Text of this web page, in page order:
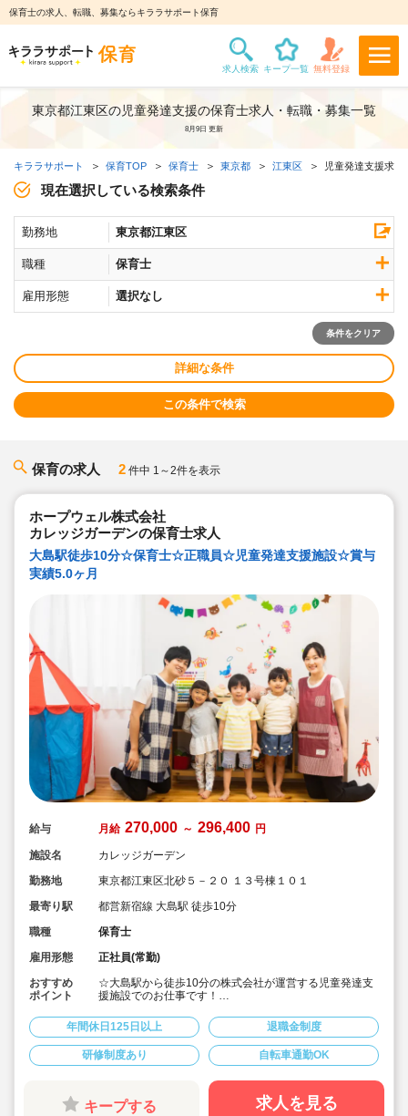
保育士の求人、転職、募集ならキララサポート保育
東京都江東区の児童発達支援の保育士求人・転職・募集一覧
8月9日 更新
キララサポート 保育TOP 保育士 東京都 江東区 児童発達支援求人
現在選択している検索条件
勤務地 東京都江東区
職種 保育士
雇用形態 選択なし
条件をクリア
詳細な条件
この条件で検索
保育の求人 2 件中 1～2件を表示
ホープウェル株式会社
カレッジガーデンの保育士求人
大島駅徒歩10分☆保育士☆正職員☆児童発達支援施設☆賞与
実績5.0ヶ月
給与 月給 270,000 ～ 296,400 円
施設名
カレッジガーデン
勤務地
東京都江東区北砂５－２０ １３号棟１０１
最寄り駅
都営新宿線 大島駅 徒歩10分
職種
保育士
雇用形態
正社員(常勤)
おすすめ
ポイント
☆大島駅から徒歩10分の株式会社が運営する児童発達支
援施設でのお仕事です！
※バイクはスペースに限りがあり要相談。
☆賞与実績5.0ヶ月☆
☆土日祝日がお休みで、年間休日125日以上、産休育休
の育休、介護休暇の制度も整っていて、プライベートと
☆がんばりを認めてもらえる環境です！
年間休日125日以上 退職金制度
研修制度あり 自転車通勤OK
キープする 求人を見る